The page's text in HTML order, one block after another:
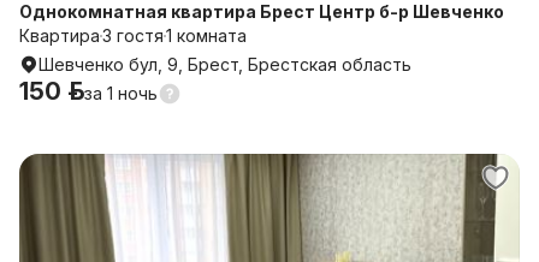
Однокомнатная квартира Брест Центр б-р Шевченко
Квартира3 гостя1 комната
Шевченко бул, 9, Брест, Брестская область
150 р.за 1 ночь